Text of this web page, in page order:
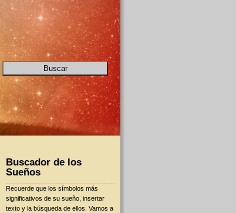
Buscador de los
Sueños
Recuerde que los símbolos más
significativos de su sueño, insertar
texto y la búsqueda de ellos. Vamos a